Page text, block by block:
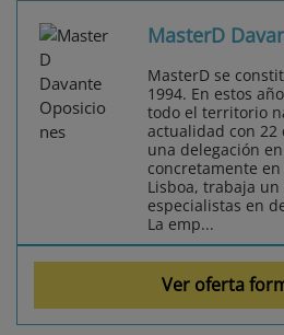
MasterD
MasterD se
1994. En estos
todo el territorio
actualidad con 22
una delegación
concretamente
Lisboa, trabaja
especialistas en
La emp...
Ver oferta